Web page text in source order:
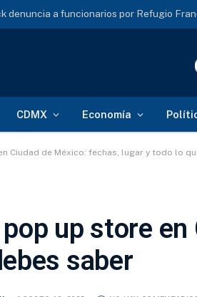
denuncia a funcionarios por Refugio
CDMX Economía
Ciudad de México: fechas, lugar y todo lo
up store
saber